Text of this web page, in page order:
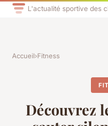
L'actualité sportive des
Accueil›Fitness
Découvrez